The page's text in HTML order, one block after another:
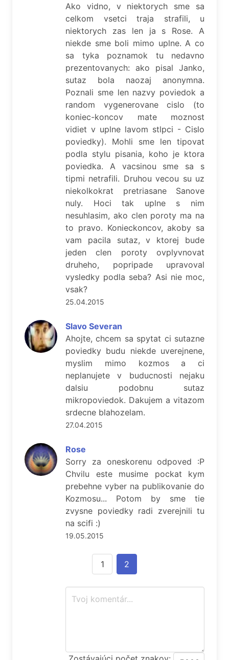
Ako vidno, v niektorych sme sa
celkom vsetci traja strafili, u
niektorych zas len ja s Rose. A
niekde sme boli mimo uplne. A co
sa tyka poznamok tu nedavno
prezentovanych: ako pisal Janko,
sutaz bola naozaj anonymna.
Poznali sme len nazvy poviedok a
random vygenerovane cislo (to
koniec-koncov mate moznost
vidiet v uplne lavom stlpci - Cislo
poviedky). Mohli sme len tipovat
podla stylu pisania, koho je ktora
poviedka. A vacsinou sme sa s
tipmi netrafili. Druhou vecou su uz
niekolkokrat pretriasane Sanove
nuly. Hoci tak uplne s nim
nesuhlasim, ako clen poroty ma na
to pravo. Konieckoncov, akoby sa
vam pacila sutaz, v ktorej bude
jeden clen poroty ovplyvnovat
druheho, popripade upravoval
vysledky podla seba? Asi nie moc,
vsak?
25.04.2015
Slavo Severan
Ahojte, chcem sa spytat ci sutazne
poviedky budu niekde uverejnene,
myslim mimo kozmos a ci
neplanujete v buducnosti nejaku
dalsiu podobnu sutaz
mikropoviedok. Dakujem a vitazom
srdecne blahozelam.
27.04.2015
Rose
Sorry za oneskorenu odpoved :P
Chvilu este musime pockat kym
prebehne vyber na publikovanie do
Kozmosu... Potom by sme tie
zvysne poviedky radi zverejnili tu
na scifi :)
19.05.2015
1 2